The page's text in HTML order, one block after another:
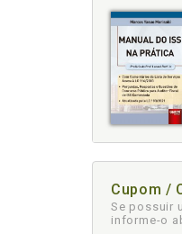
-
Cupom /
Se possuir
informe-o